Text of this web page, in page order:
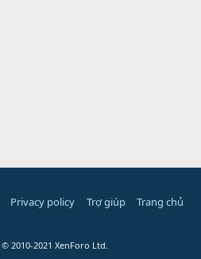
Privacy policy Trợ giúp Trang chủ
© 2010-2021 XenForo Ltd.